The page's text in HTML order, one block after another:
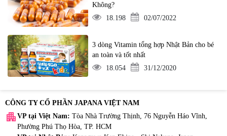
Không?
18.198
02/07/2022
3 dòng Vitamin tổng hợp Nhật Bản cho bé
an toàn và tốt nhất
18.054
31/12/2020
CÔNG TY CỔ PHẦN JAPANA VIỆT NAM
apartment VP tại Việt Nam: Tòa Nhà Trường Thịnh, 76 Nguyễn Háo Vĩnh,
Phường Phú Thọ Hòa, TP. HCM